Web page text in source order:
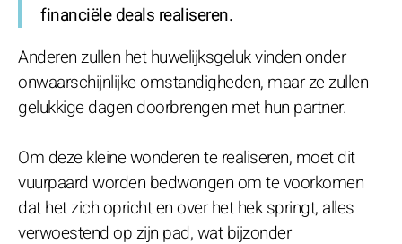
financiële deals realiseren.
Anderen zullen het huwelijksgeluk vinden onder
onwaarschijnlijke omstandigheden, maar ze zullen
gelukkige dagen doorbrengen met hun partner.
Om deze kleine wonderen te realiseren, moet dit
vuurpaard worden bedwongen om te voorkomen
dat het zich opricht en over het hek springt, alles
verwoestend op zijn pad, wat bijzonder